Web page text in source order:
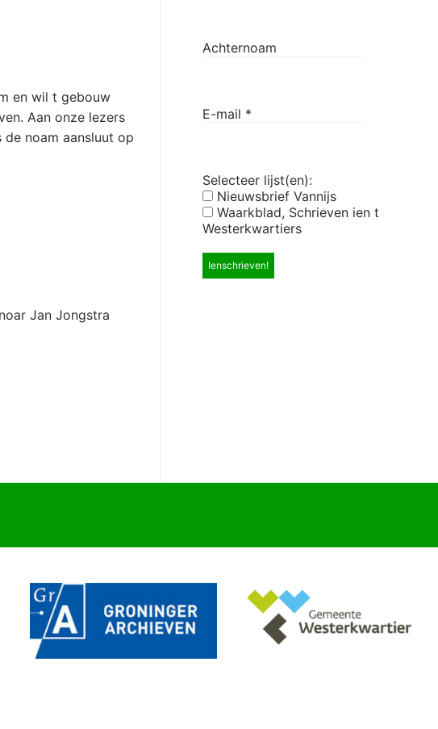
en wil t gebouw
Aan onze lezers
noam aansluut op
Jan Jongstra
Achternoam
E-mail *
Selecteer lijst(en):
Nieuwsbrief Vannijs
Waarkblad, Schrieven ien t
Westerkwartiers